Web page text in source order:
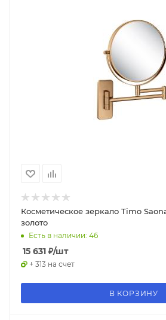
Косметическое зеркало Timo
золото
Есть в наличии: 46
15 631 ₽/шт
+ 313 на счет
В КОРЗИНУ